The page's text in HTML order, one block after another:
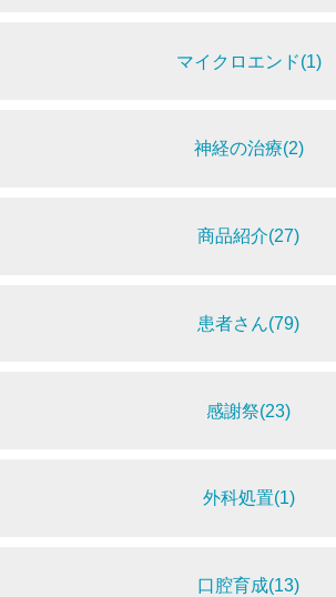
マイクロエンド(1)
神経の治療(2)
商品紹介(27)
患者さん(79)
感謝祭(23)
外科処置(1)
口腔育成(13)